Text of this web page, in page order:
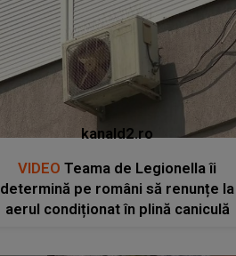
kanald2.ro
VIDEO Teama de Legionella îi
determină pe români să renunțe la
aerul condiționat în plină caniculă